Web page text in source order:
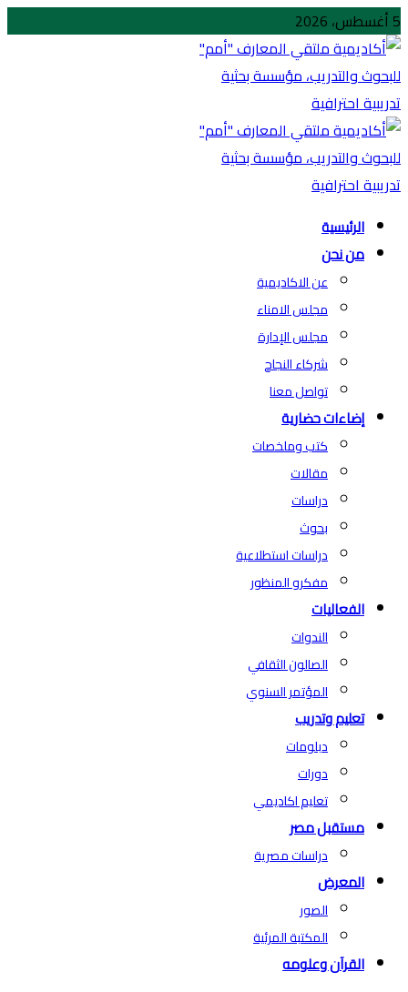
5 أغسطس، 2026
الرئيسية
من نحن
عن الاكاديمية
مجلس الامناء
مجلس الإدارة
شركاء النجاح
تواصل معنا
إضاءات حضارية
كتب وملخصات
مقالات
دراسات
بحوث
دراسات استطلاعية
مفكرو المنظور
الفعاليات
الندوات
الصالون الثقافي
المؤتمر السنوي
تعليم وتدريب
دبلومات
دورات
تعليم اكاديمي
مستقبل مصر
دراسات مصرية
المعرض
الصور
المكتبة المرئية
القرآن وعلومه